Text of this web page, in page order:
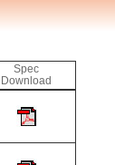
Spec
Download